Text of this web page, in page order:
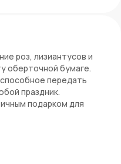
роз, лизиантусов и
оберточной бумаге.
передать
праздник.
подарком для
может быть